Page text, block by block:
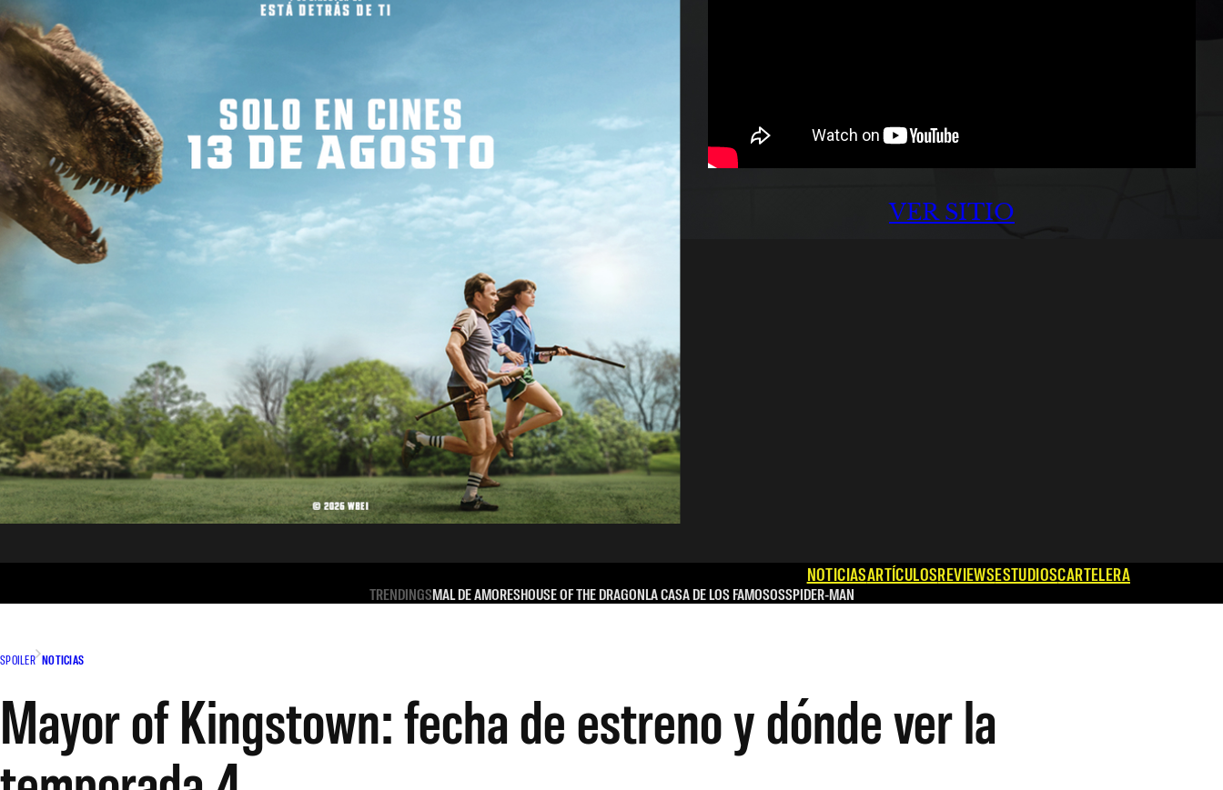
VER SITIO
NOTICIASARTÍCULOSREVIEWSESTUDIOSCARTELERA
TRENDINGSMAL DE AMORESHOUSE OF THE DRAGONLA CASA DE LOS FAMOSOSSPIDER-MAN
SPOILER NOTICIAS
Mayor of Kingstown: fecha de estreno y dónde ver la